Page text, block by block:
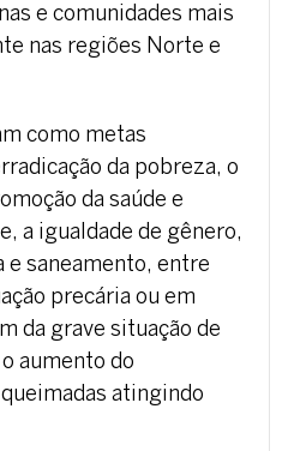
e comunidades mais
nas regiões Norte e
como metas
da pobreza, o
da saúde e
a igualdade de gênero,
e saneamento, entre
precária ou em
da grave situação de
aumento do
atingindo